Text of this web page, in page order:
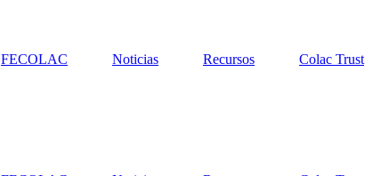
FECOLAC Noticias Recursos
Colac Trust